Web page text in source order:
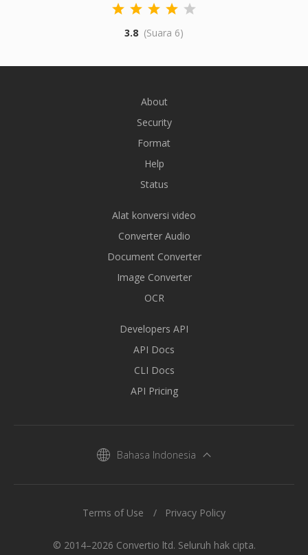
3.8 (Suara 6)
About
Security
Format
Help
Status
Alat konversi video
Converter Audio
Document Converter
Image Converter
OCR
Developers API
API Docs
CLI Docs
API Pricing
Bahasa Indonesia
© 2014–2026 Convertio ltd. Seluruh hak cipta.
Terms of Use Privacy Policy